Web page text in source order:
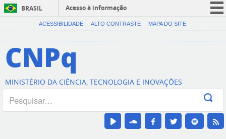
BRASIL
Acesso à informação
CORONAVÍRUS (COVID-19)
Canais
ACESSIBILIDADE ALTO CONTRASTE MAPA DO SITE
CNPq
MINISTÉRIO DA CIÊNCIA, TECNOLOGIA E INOVAÇÕES